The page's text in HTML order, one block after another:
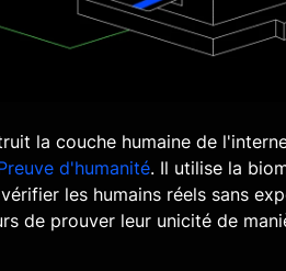
la couche humaine de
d'humanité. Il utilise la
les humains réels sans
de prouver leur unicité de